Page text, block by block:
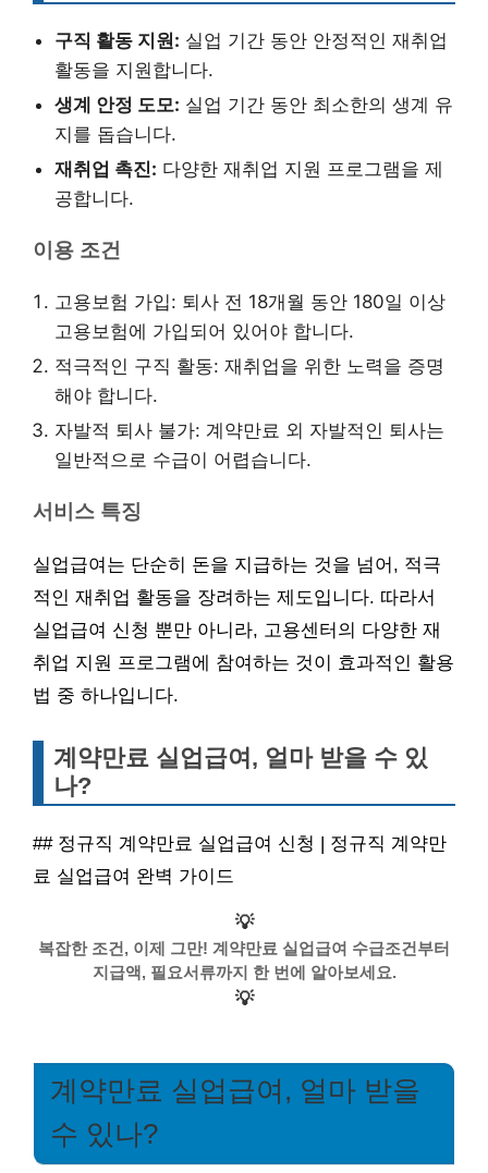
구직 활동 지원: 실업 기간 동안 안정적인 재취업
활동을 지원합니다.
생계 안정 도모: 실업 기간 동안 최소한의 생계 유
지를 돕습니다.
재취업 촉진: 다양한 재취업 지원 프로그램을 제
공합니다.
이용 조건
고용보험 가입: 퇴사 전 18개월 동안 180일 이상
고용보험에 가입되어 있어야 합니다.
적극적인 구직 활동: 재취업을 위한 노력을 증명
해야 합니다.
자발적 퇴사 불가: 계약만료 외 자발적인 퇴사는
일반적으로 수급이 어렵습니다.
서비스 특징
실업급여는 단순히 돈을 지급하는 것을 넘어, 적극
적인 재취업 활동을 장려하는 제도입니다. 따라서
실업급여 신청 뿐만 아니라, 고용센터의 다양한 재
취업 지원 프로그램에 참여하는 것이 효과적인 활용
법 중 하나입니다.
계약만료 실업급여, 얼마 받을 수 있
나?
## 정규직 계약만료 실업급여 신청 | 정규직 계약만
료 실업급여 완벽 가이드
💡
복잡한 조건, 이제 그만! 계약만료 실업급여 수급조건부터
지급액, 필요서류까지 한 번에 알아보세요.
💡
계약만료 실업급여, 얼마 받을
수 있나?